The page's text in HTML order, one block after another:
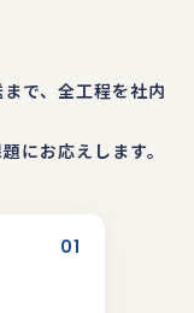
で、全工程を社内
にお応えします。
01